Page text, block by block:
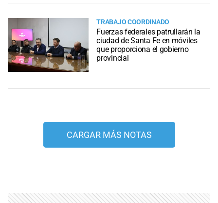
TRABAJO COORDINADO
Fuerzas federales patrullarán la
ciudad de Santa Fe en móviles
que proporciona el gobierno
provincial
CARGAR MÁS NOTAS